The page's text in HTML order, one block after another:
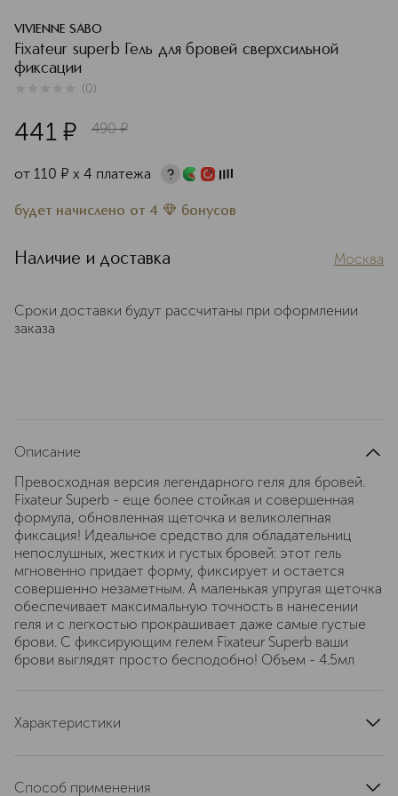
VIVIENNE SABO
Fixateur superb Гель для бровей сверхсильной
фиксации
(0)
441 ¤ 490 ¤
от 110 ¤ х 4 платежа
будет начислено от 4 бонусов
Наличие и доставка Москва
Сроки доставки будут рассчитаны при оформлении
заказа
Описание
Превосходная версия легендарного геля для бровей.
Fixateur Superb - еще более стойкая и совершенная
формула, обновленная щеточка и великолепная
фиксация! Идеальное средство для обладательниц
непослушных, жестких и густых бровей: этот гель
мгновенно придает форму, фиксирует и остается
совершенно незаметным. А маленькая упругая щеточка
обеспечивает максимальную точность в нанесении
геля и с легкостью прокрашивает даже самые густые
брови. С фиксирующим гелем Fixateur Superb ваши
брови выглядят просто бесподобно! Объем - 4.5мл
Характеристики
Способ применения